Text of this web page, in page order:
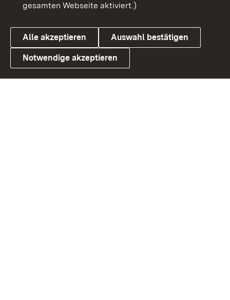
Link zum Landesportal
Datenschutz
Cookies
gesamten Webseite aktiviert.)
Alle akzeptieren Auswahl bestätigen
Notwendige akzeptieren